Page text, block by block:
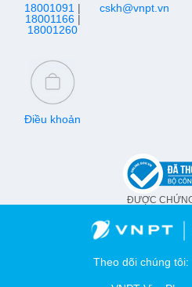
18001091 |
18001166|
18001260
cskh@vnpt.vn
Điều khoản
ĐƯỢC
Theo dõi chúng tôi: